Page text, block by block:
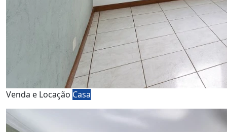
Venda e Locação Casa